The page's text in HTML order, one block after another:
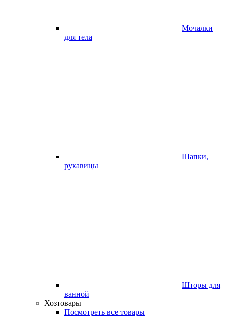
Мочалки
для тела
Шапки,
рукавицы
Шторы для
ванной
Хозтовары
Посмотреть все товары